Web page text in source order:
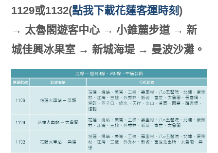
1129或1132(點我下載花蓮客運時刻)
→ 太魯閣遊客中心 → 小錐麓步道 → 新
城佳興冰果室 → 新城海堤 → 曼波沙灘。